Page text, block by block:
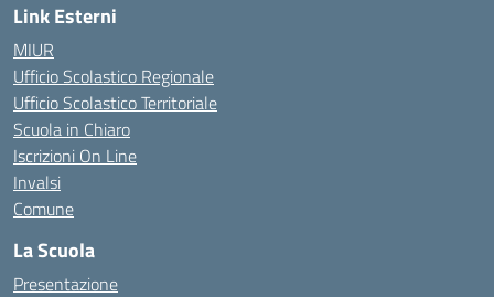
Link Esterni
MIUR
Ufficio Scolastico Regionale
Ufficio Scolastico Territoriale
Scuola in Chiaro
Iscrizioni On Line
Invalsi
Comune
La Scuola
Presentazione